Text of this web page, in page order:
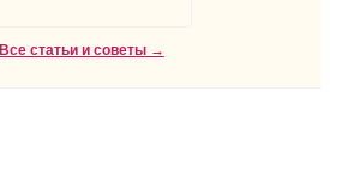
Все статьи и советы →